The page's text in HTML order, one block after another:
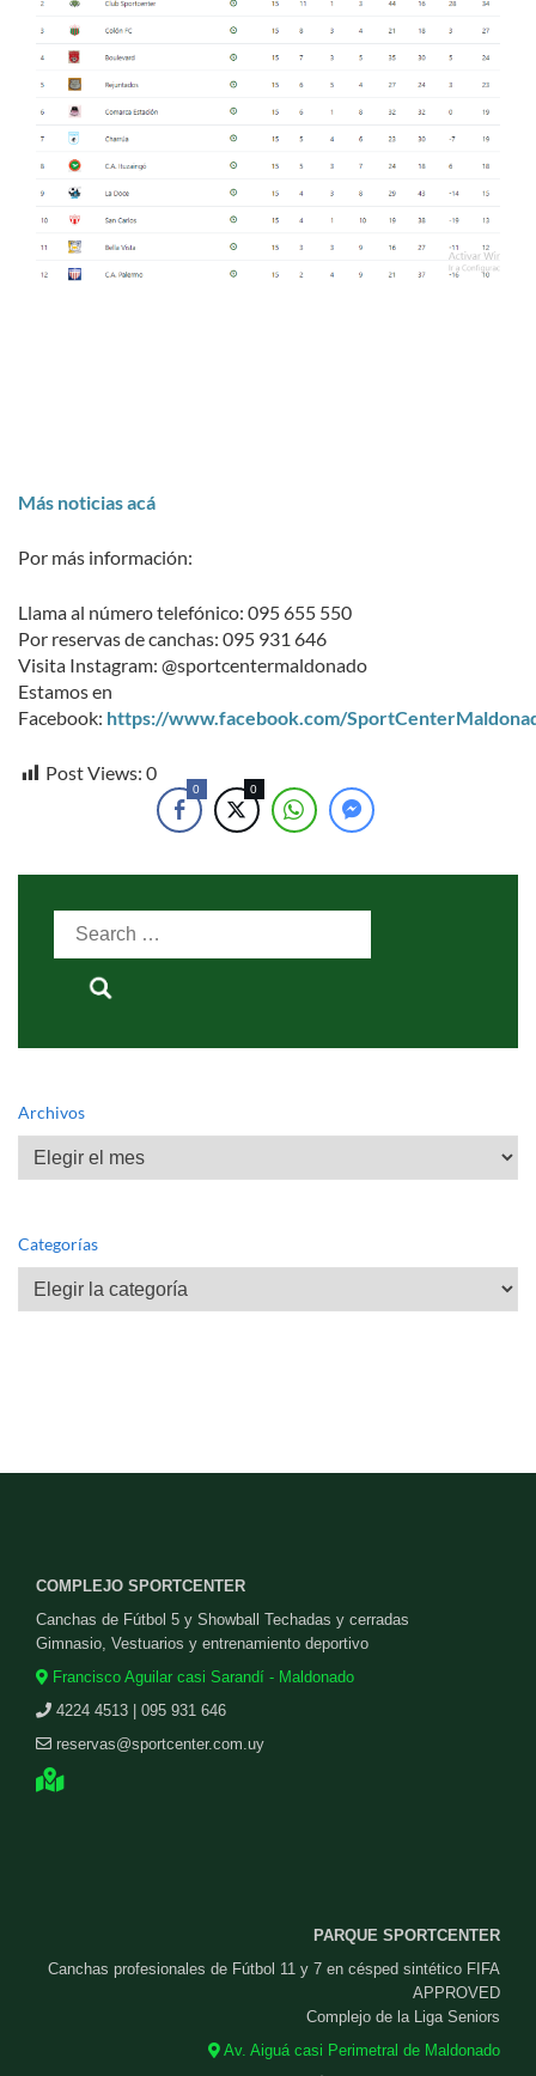
Más noticias acá
Por más información:
Llama al número telefónico: 095 655 550
Por reservas de canchas: 095 931 646
Visita Instagram: @sportcentermaldonado
Estamos en
Facebook: https://www.facebook.com/
Post Views: 0
0 0
Search
for:
Archivos
Archivos
Categorías
Categorías
COMPLEJO SPORTCENTER
Canchas de Fútbol 5 y Showball Techadas y cerradas
Gimnasio, Vestuarios y entrenamiento deportivo
Francisco Aguilar casi Sarandí - Maldonado
4224 4513 | 095 931 646
reservas@sportcenter.com.uy
PARQUE SPORTCENTER
Canchas profesionales de Fútbol 11 y 7 en césped sintético FIFA
APPROVED
Complejo de la Liga Seniors
Av. Aiguá casi Perimetral de Maldonado